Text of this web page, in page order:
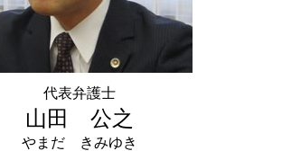
県 弁護士 相談
黒区 弁護士 相談
川県 弁護士 相談
黒区 弁護士 相談
護士 相談
代表弁護士
山田 公之
やまだ きみゆき